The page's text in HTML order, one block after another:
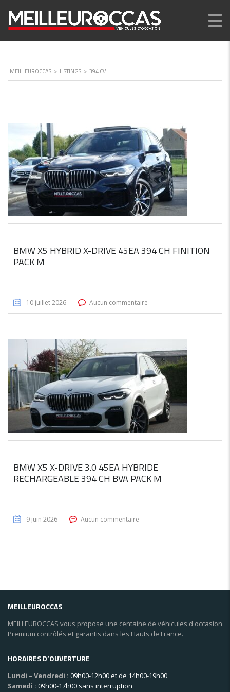
MEILLEUROCCAS > LISTINGS > 394 CV
BMW X5 HYBRID X-DRIVE 45EA 394 CH FINITION
PACK M
10 juillet 2026 Aucun commentaire
BMW X5 X-DRIVE 3.0 45EA HYBRIDE
RECHARGEABLE 394 CH BVA PACK M
9 juin 2026 Aucun commentaire
MEILLEUROCCAS
MEILLEUROCCAS vous propose une centaine de véhicules d'occasion
Premium contrôlés et garantis dans les Hauts de France.
HORAIRES D’OUVERTURE
Lundi – Vendredi : 09h00-12h00 et de 14h00-19h00
Samedi : 09h00-17h00 sans interruption